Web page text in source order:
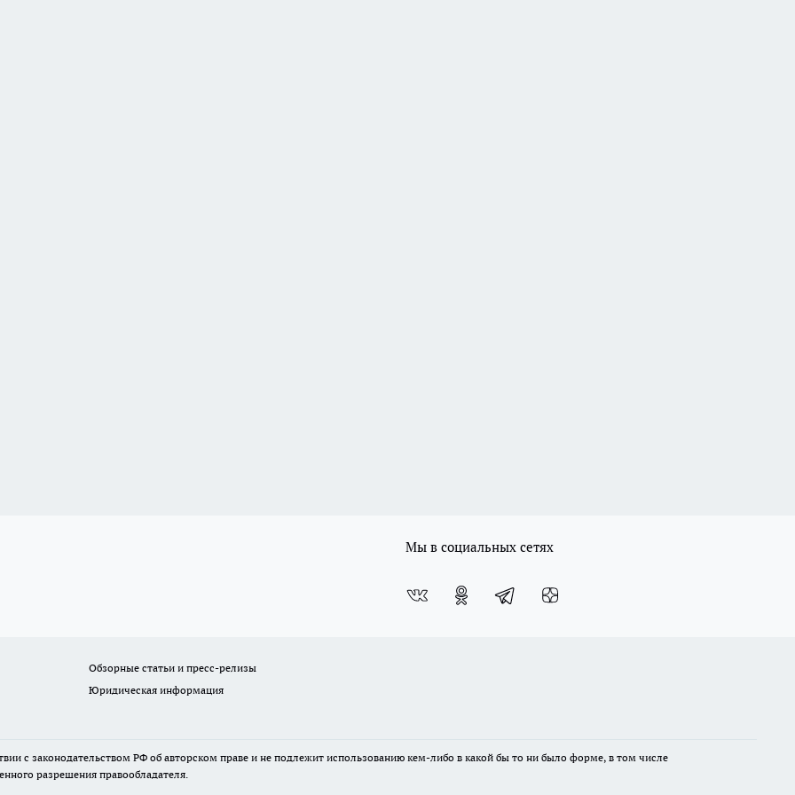
Мы в социальных сетях
Обзорные статьи и пресс-релизы
Юридическая информация
с законодательством РФ об авторском праве и не подлежит использованию кем-либо в какой бы то ни было форме, в том числе
разрешения правообладателя.